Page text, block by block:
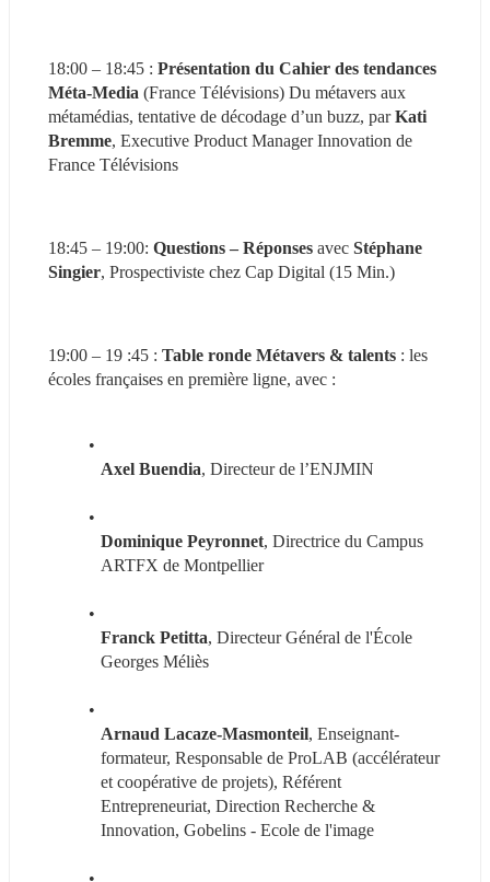
18:00 – 18:45 : Présentation du Cahier des tendances
Méta-Media (France Télévisions) Du métavers aux
métamédias, tentative de décodage d’un buzz, par Kati
Bremme, Executive Product Manager Innovation de
France Télévisions
18:45 – 19:00: Questions – Réponses avec Stéphane
Singier, Prospectiviste chez Cap Digital (15 Min.)
19:00 – 19 :45 : Table ronde Métavers & talents : les
écoles françaises en première ligne, avec :
Axel Buendia, Directeur de l’ENJMIN
Dominique Peyronnet, Directrice du Campus
ARTFX de Montpellier
Franck Petitta, Directeur Général de l'École
Georges Méliès
Arnaud Lacaze-Masmonteil, Enseignant-
formateur, Responsable de ProLAB (accélérateur
et coopérative de projets), Référent
Entrepreneuriat, Direction Recherche &
Innovation, Gobelins - Ecole de l'image